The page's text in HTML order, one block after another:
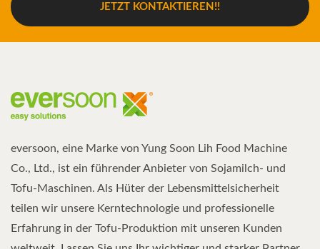
JETZT KONTAKTIEREN!!
eversoon, eine Marke von Yung Soon Lih Food Machine
Co., Ltd., ist ein führender Anbieter von Sojamilch- und
Tofu-Maschinen. Als Hüter der Lebensmittelsicherheit
teilen wir unsere Kerntechnologie und professionelle
Erfahrung in der Tofu-Produktion mit unseren Kunden